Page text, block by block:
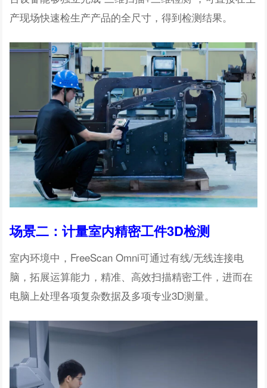
产现场快速检生产产品的全尺寸，得到检测结果。
场景二：计量室内精密工件3D检测
室内环境中，FreeScan Omni可通过有线/无线连接电
脑，拓展运算能力，精准、高效扫描精密工件，进而在
电脑上处理各项复杂数据及多项专业3D测量。